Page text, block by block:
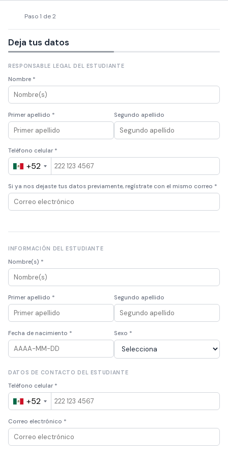
Paso1 de 2
Deja tus datos
RESPONSABLE LEGAL DEL ESTUDIANTE
Nombre *
Primer apellido * Segundo apellido
Teléfono celular *
+52
Si ya nos dejaste tus datos previamente, regístrate con el mismo correo *
INFORMACIÓN DEL ESTUDIANTE
Nombre(s) *
Primer apellido * Segundo apellido
Fecha de nacimiento * Sexo *
DATOS DE CONTACTO DEL ESTUDIANTE
Teléfono celular *
+52
Correo electrónico *